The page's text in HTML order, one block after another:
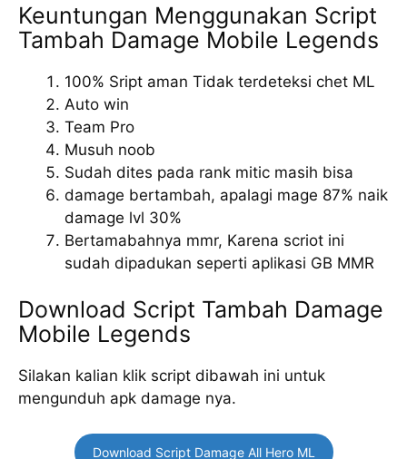
Keuntungan Menggunakan Script
Tambah Damage Mobile Legends
100% Sript aman Tidak terdeteksi chet ML
Auto win
Team Pro
Musuh noob
Sudah dites pada rank mitic masih bisa
damage bertambah, apalagi mage 87% naik
damage lvl 30%
Bertamabahnya mmr, Karena scriot ini
sudah dipadukan seperti aplikasi GB MMR
Download Script Tambah Damage
Mobile Legends
Silakan kalian klik script dibawah ini untuk
mengunduh apk damage nya.
Download Script Damage All Hero ML